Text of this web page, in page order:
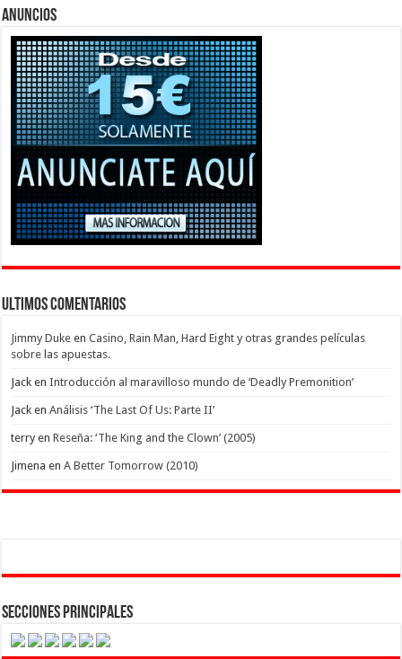
Anuncios
Ultimos Comentarios
Jimmy Duke enCasino, Rain Man, Hard Eight y otras grandes películas
sobre las apuestas.
Jack enIntroducción al maravilloso mundo de ‘Deadly Premonition’
Jack enAnálisis ‘The Last Of Us: Parte II’
terryenReseña: ‘The King and the Clown’ (2005)
Jimena enA Better Tomorrow (2010)
Secciones Principales